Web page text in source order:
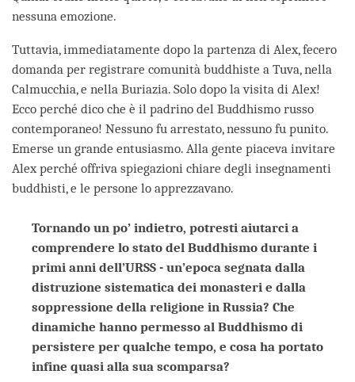
nessuna emozione.
Tuttavia, immediatamente dopo la partenza di Alex, fecero
domanda per registrare comunità buddhiste a Tuva, nella
Calmucchia, e nella Buriazia. Solo dopo la visita di Alex!
Ecco perché dico che è il padrino del Buddhismo russo
contemporaneo! Nessuno fu arrestato, nessuno fu punito.
Emerse un grande entusiasmo. Alla gente piaceva invitare
Alex perché offriva spiegazioni chiare degli insegnamenti
buddhisti, e le persone lo apprezzavano.
Tornando un po’ indietro, potresti aiutarci a
comprendere lo stato del Buddhismo durante i
primi anni dell’URSS - un’epoca segnata dalla
distruzione sistematica dei monasteri e dalla
soppressione della religione in Russia? Che
dinamiche hanno permesso al Buddhismo di
persistere per qualche tempo, e cosa ha portato
infine quasi alla sua scomparsa?